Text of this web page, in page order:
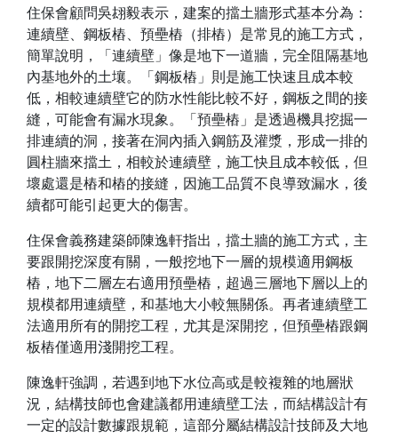
住保會顧問吳翃毅表示，建案的擋土牆形式基本分為：
連續壁、鋼板樁、預壘樁（排樁）是常見的施工方式，
簡單說明，「連續壁」像是地下一道牆，完全阻隔基地
內基地外的土壤。「鋼板樁」則是施工快速且成本較
低，相較連續壁它的防水性能比較不好，鋼板之間的接
縫，可能會有漏水現象。「預壘樁」是透過機具挖掘一
排連續的洞，接著在洞內插入鋼筋及灌漿，形成一排的
圓柱牆來擋土，相較於連續壁，施工快且成本較低，但
壞處還是樁和樁的接縫，因施工品質不良導致漏水，後
續都可能引起更大的傷害。
住保會義務建築師陳逸軒指出，擋土牆的施工方式，主
要跟開挖深度有關，一般挖地下一層的規模適用鋼板
樁，地下二層左右適用預壘樁，超過三層地下層以上的
規模都用連續壁，和基地大小較無關係。再者連續壁工
法適用所有的開挖工程，尤其是深開挖，但預壘樁跟鋼
板樁僅適用淺開挖工程。
陳逸軒強調，若遇到地下水位高或是較複雜的地層狀
況，結構技師也會建議都用連續壁工法，而結構設計有
一定的設計數據跟規範，這部分屬結構設計技師及大地